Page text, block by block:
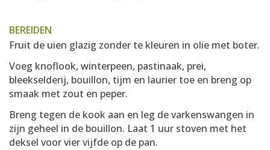
BEREIDEN
Fruit de uien glazig zonder te kleuren in olie met boter.
Voeg knoflook, winterpeen, pastinaak, prei,
bleekselderij, bouillon, tijm en laurier toe en breng op
smaak met zout en peper.
Breng tegen de kook aan en leg de varkenswangen in
zijn geheel in de bouillon. Laat 1 uur stoven met het
deksel voor vier vijfde op de pan.